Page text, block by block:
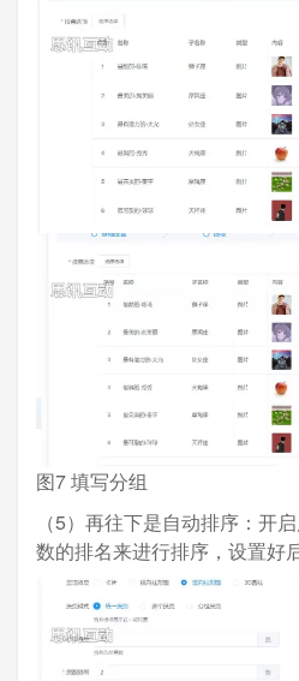
图7 填写分组
（5）再往下是自动排序：开
数的排名来进行排序，设置好